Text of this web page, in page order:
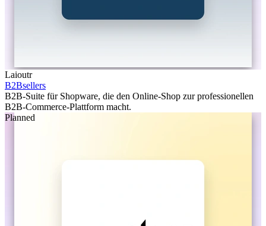
Laioutr
B2Bsellers
B2B-Suite für Shopware, die den Online-Shop zur professionellen
B2B-Commerce-Plattform macht.
Planned